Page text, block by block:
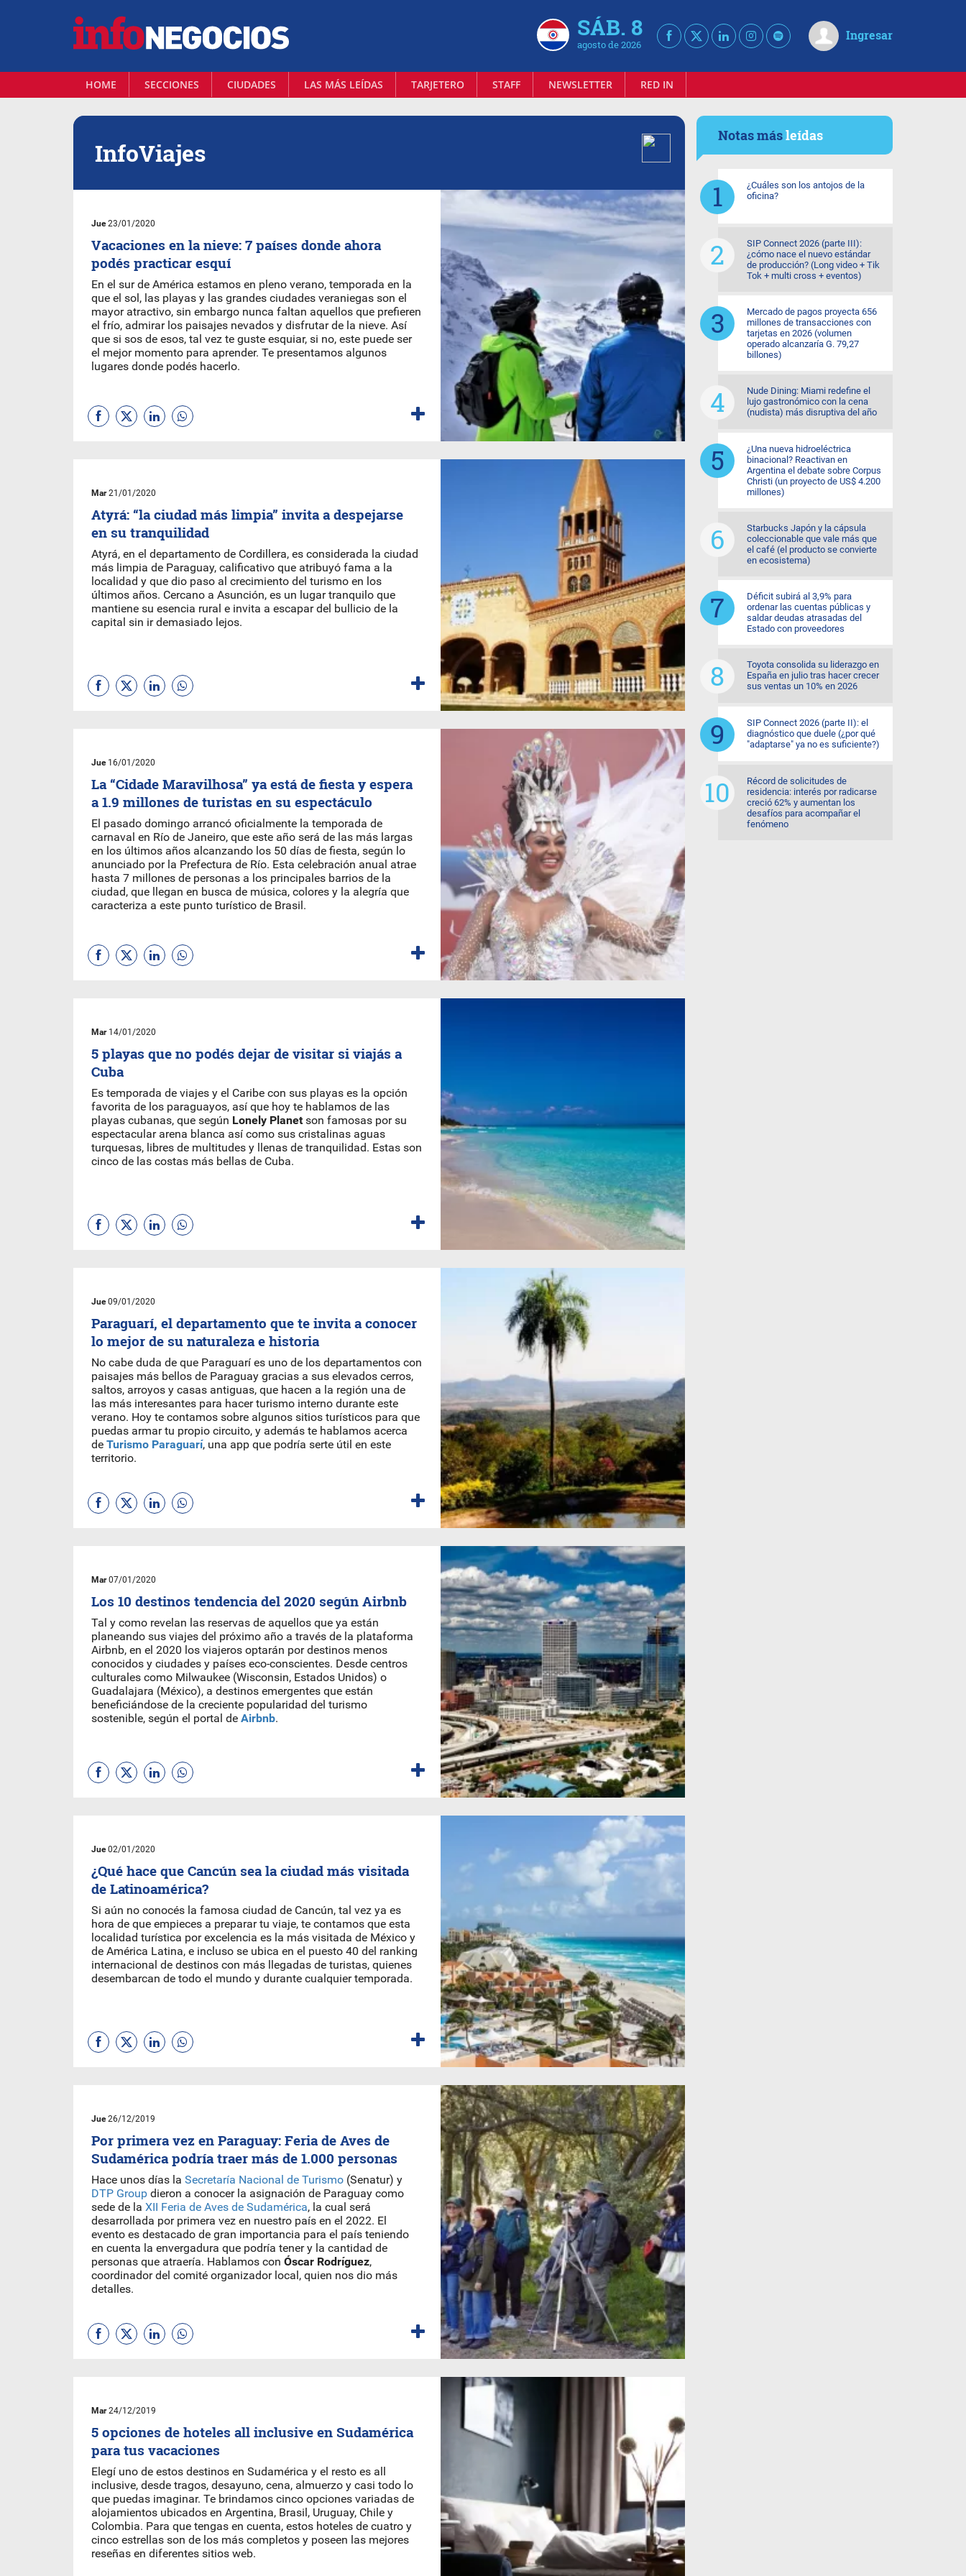
SÁB. 8
agosto de 2026
Ingresar
HOME SECCIONES CIUDADES LAS MÁS LEÍDAS TARJETERO STAFF NEWSLETTER RED IN
InfoViajes
Jue23/01/2020
Vacaciones en la nieve: 7 países donde ahora
podés practicar esquí
En el sur de América estamos en pleno verano, temporada en la
que el sol, las playas y las grandes ciudades veraniegas son el
mayor atractivo, sin embargo nunca faltan aquellos que prefieren
el frío, admirar los paisajes nevados y disfrutar de la nieve. Así
que si sos de esos, tal vez te guste esquiar, si no, este puede ser
el mejor momento para aprender. Te presentamos algunos
lugares donde podés hacerlo.
Mar21/01/2020
Atyrá: “la ciudad más limpia” invita a despejarse
en su tranquilidad
Atyrá, en el departamento de Cordillera, es considerada la ciudad
más limpia de Paraguay, calificativo que atribuyó fama a la
localidad y que dio paso al crecimiento del turismo en los
últimos años. Cercano a Asunción, es un lugar tranquilo que
mantiene su esencia rural e invita a escapar del bullicio de la
capital sin ir demasiado lejos.
Jue16/01/2020
La “Cidade Maravilhosa” ya está de fiesta y espera
a 1.9 millones de turistas en su espectáculo
El pasado domingo arrancó oficialmente la temporada de
carnaval en Río de Janeiro, que este año será de las más largas
en los últimos años alcanzando los 50 días de fiesta, según lo
anunciado por la Prefectura de Río. Esta celebración anual atrae
hasta 7 millones de personas a los principales barrios de la
ciudad, que llegan en busca de música, colores y la alegría que
caracteriza a este punto turístico de Brasil.
Mar14/01/2020
5 playas que no podés dejar de visitar si viajás a
Cuba
Es temporada de viajes y el Caribe con sus playas es la opción
favorita de los paraguayos, así que hoy te hablamos de las
playas cubanas, que según Lonely Planet son famosas por su
espectacular arena blanca así como sus cristalinas aguas
turquesas, libres de multitudes y llenas de tranquilidad. Estas son
cinco de las costas más bellas de Cuba.
Jue09/01/2020
Paraguarí, el departamento que te invita a conocer
lo mejor de su naturaleza e historia
No cabe duda de que Paraguarí es uno de los departamentos con
paisajes más bellos de Paraguay gracias a sus elevados cerros,
saltos, arroyos y casas antiguas, que hacen a la región una de
las más interesantes para hacer turismo interno durante este
verano. Hoy te contamos sobre algunos sitios turísticos para que
puedas armar tu propio circuito, y además te hablamos acerca
de Turismo Paraguarí, una app que podría serte útil en este
territorio.
Mar07/01/2020
Los 10 destinos tendencia del 2020 según Airbnb
Tal y como revelan las reservas de aquellos que ya están
planeando sus viajes del próximo año a través de la plataforma
Airbnb, en el 2020 los viajeros optarán por destinos menos
conocidos y ciudades y países eco-conscientes. Desde centros
culturales como Milwaukee (Wisconsin, Estados Unidos) o
Guadalajara (México), a destinos emergentes que están
beneficiándose de la creciente popularidad del turismo
sostenible, según el portal de Airbnb.
Jue02/01/2020
¿Qué hace que Cancún sea la ciudad más visitada
de Latinoamérica?
Si aún no conocés la famosa ciudad de Cancún, tal vez ya es
hora de que empieces a preparar tu viaje, te contamos que esta
localidad turística por excelencia es la más visitada de México y
de América Latina, e incluso se ubica en el puesto 40 del ranking
internacional de destinos con más llegadas de turistas, quienes
desembarcan de todo el mundo y durante cualquier temporada.
Jue26/12/2019
Por primera vez en Paraguay: Feria de Aves de
Sudamérica podría traer más de 1.000 personas
Hace unos días la Secretaría Nacional de Turismo (Senatur) y
DTP Group dieron a conocer la asignación de Paraguay como
sede de la XII Feria de Aves de Sudamérica, la cual será
desarrollada por primera vez en nuestro país en el 2022. El
evento es destacado de gran importancia para el país teniendo
en cuenta la envergadura que podría tener y la cantidad de
personas que atraería. Hablamos con Óscar Rodríguez,
coordinador del comité organizador local, quien nos dio más
detalles.
Mar24/12/2019
5 opciones de hoteles all inclusive en Sudamérica
para tus vacaciones
Elegí uno de estos destinos en Sudamérica y el resto es all
inclusive, desde tragos, desayuno, cena, almuerzo y casi todo lo
que puedas imaginar. Te brindamos cinco opciones variadas de
alojamientos ubicados en Argentina, Brasil, Uruguay, Chile y
Colombia. Para que tengas en cuenta, estos hoteles de cuatro y
cinco estrellas son de los más completos y poseen las mejores
reseñas en diferentes sitios web.
Notas másleídas
¿Cuáles son los antojos de la
oficina?
SIP Connect 2026 (parte III):
¿cómo nace el nuevo estándar
de producción? (Long video + Tik
Tok + multi cross + eventos)
Mercado de pagos proyecta 656
millones de transacciones con
tarjetas en 2026 (volumen
operado alcanzaría G. 79,27
billones)
Nude Dining: Miami redefine el
lujo gastronómico con la cena
(nudista) más disruptiva del año
¿Una nueva hidroeléctrica
binacional? Reactivan en
Argentina el debate sobre Corpus
Christi (un proyecto de US$ 4.200
millones)
Starbucks Japón y la cápsula
coleccionable que vale más que
el café (el producto se convierte
en ecosistema)
Déficit subirá al 3,9% para
ordenar las cuentas públicas y
saldar deudas atrasadas del
Estado con proveedores
Toyota consolida su liderazgo en
España en julio tras hacer crecer
sus ventas un 10% en 2026
SIP Connect 2026 (parte II): el
diagnóstico que duele (¿por qué
"adaptarse" ya no es suficiente?)
Récord de solicitudes de
residencia: interés por radicarse
creció 62% y aumentan los
desafíos para acompañar el
fenómeno